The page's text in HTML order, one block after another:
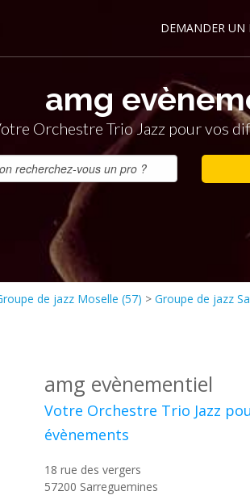
DEMANDER UN
amg
Orchestre Trio Jazz pour vos
de jazz Moselle (57) > Groupe de jazz
amg evènementiel
Votre Orchestre Trio Jazz
évènements
18 rue des vergers
57200 Sarreguemines